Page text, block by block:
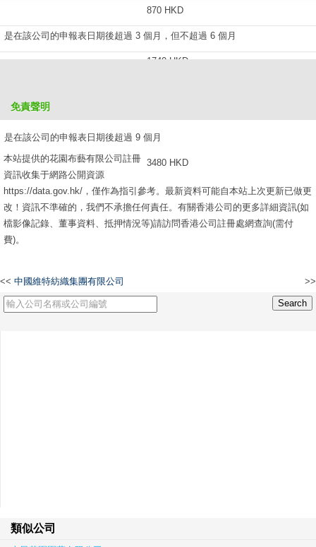
870 HKD
是在該公司的申報表日期後超過 3 個月，但不超過 6 個月
1740 HKD
是在該公司的申報表日期後超過 9 個月
3480 HKD
免責聲明
本站提供的花園布藝有限公司註冊
資訊收集于網路公開資源
https://data.gov.hk/，僅作為指引參考。最新資料可能自本站上次更新已做更
改！資訊不準確的，我們不承擔任何責任。有關香港公司的更多詳細資訊(如
檔影像記錄、董事資料、抵押情況等)請訪問香港公司註冊處網查詢(需付
費)。
<< 中國維特紡織集團有限公司 >>
類似公司